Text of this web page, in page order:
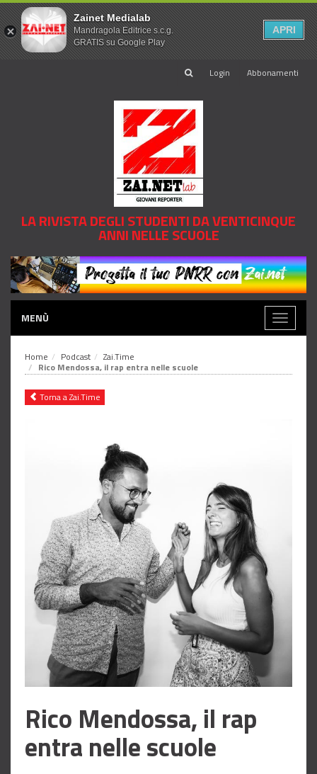
Login Abbonamenti
LA RIVISTA DEGLI STUDENTI DA VENTICINQUE
ANNI NELLE SCUOLE
MENÙ
Toggle
Home Podcast Zai.Time
Rico Mendossa, il rap entra nelle scuole
Torna a Zai.Time
Rico Mendossa, il rap
entra nelle scuole
Zainet Medialab
Mandragola Editrice s.c.g.
GRATIS su Google Play
APRI